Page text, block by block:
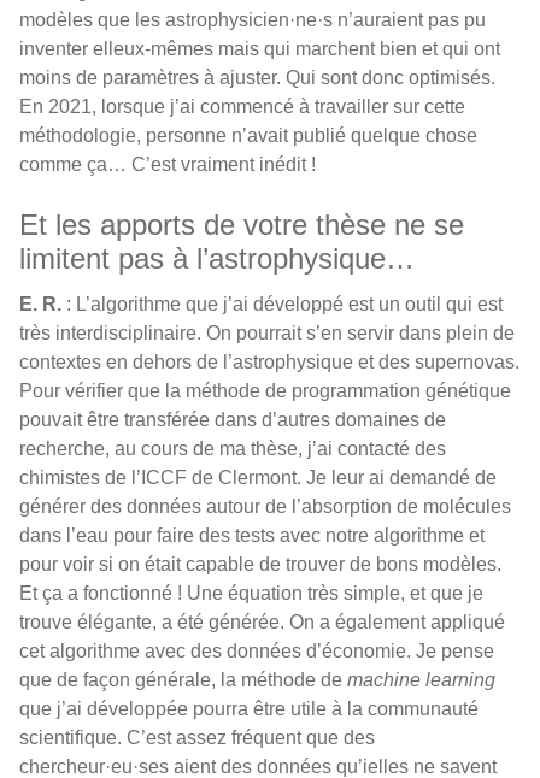
modèles que les astrophysicien·ne·s n’auraient pas pu
inventer elleux-mêmes mais qui marchent bien et qui ont
moins de paramètres à ajuster. Qui sont donc optimisés.
En 2021, lorsque j’ai commencé à travailler sur cette
méthodologie, personne n’avait publié quelque chose
comme ça… C’est vraiment inédit !
Et les apports de votre thèse ne se
limitent pas à l’astrophysique…
E. R. : L’algorithme que j’ai développé est un outil qui est
très interdisciplinaire. On pourrait s’en servir dans plein de
contextes en dehors de l’astrophysique et des supernovas.
Pour vérifier que la méthode de programmation génétique
pouvait être transférée dans d’autres domaines de
recherche, au cours de ma thèse, j’ai contacté des
chimistes de l’ICCF de Clermont. Je leur ai demandé de
générer des données autour de l’absorption de molécules
dans l’eau pour faire des tests avec notre algorithme et
pour voir si on était capable de trouver de bons modèles.
Et ça a fonctionné ! Une équation très simple, et que je
trouve élégante, a été générée. On a également appliqué
cet algorithme avec des données d’économie. Je pense
que de façon générale, la méthode de machine learning
que j’ai développée pourra être utile à la communauté
scientifique. C’est assez fréquent que des
chercheur·eu·ses aient des données qu’ielles ne savent